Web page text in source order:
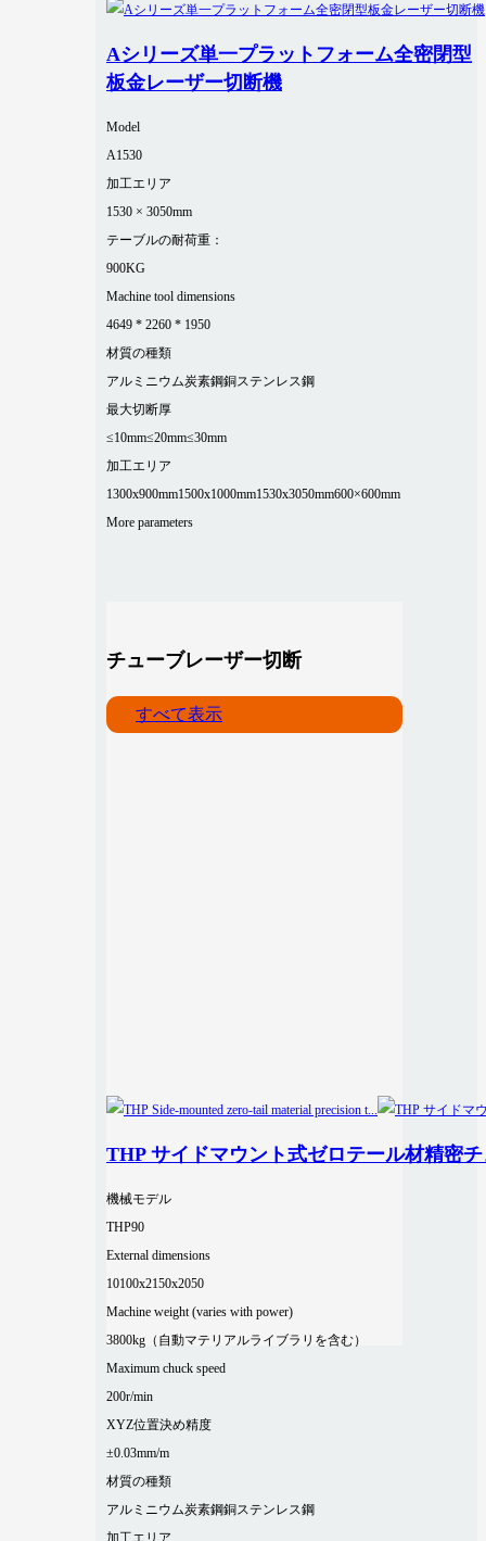
Aシリーズ単一プラットフォーム全密閉型
板金レーザー切断機
Model
A1530
加工エリア
1530 × 3050mm
テーブルの耐荷重：
900KG
Machine tool dimensions
4649 * 2260 * 1950
材質の種類
アルミニウム炭素鋼銅ステンレス鋼
最大切断厚
≤10mm≤20mm≤30mm
加工エリア
1300x900mm1500x1000mm1530x3050mm600×600mm
More parameters
チューブレーザー切断
すべて表示
THP サイドマウント式ゼロテール材精密
機械モデル
THP90
External dimensions
10100x2150x2050
Machine weight (varies with power)
3800kg（自動マテリアルライブラリを含む）
Maximum chuck speed
200r/min
XYZ位置決め精度
±0.03mm/m
材質の種類
アルミニウム炭素鋼銅ステンレス鋼
加工エリア